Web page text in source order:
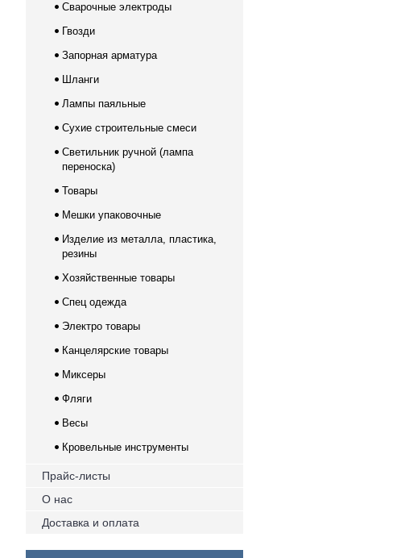
Сварочные электроды
Гвозди
Запорная арматура
Шланги
Лампы паяльные
Сухие строительные смеси
Светильник ручной (лампа
переноска)
Товары
Мешки упаковочные
Изделие из металла, пластика,
резины
Хозяйственные товары
Спец одежда
Электро товары
Канцелярские товары
Миксеры
Фляги
Весы
Кровельные инструменты
Прайс-листы
О нас
Доставка и оплата